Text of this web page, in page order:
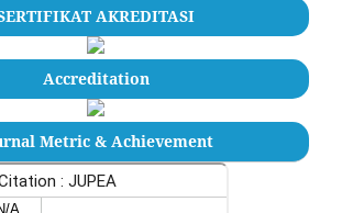
AKREDITASI
Accreditation
Metric & Achievement